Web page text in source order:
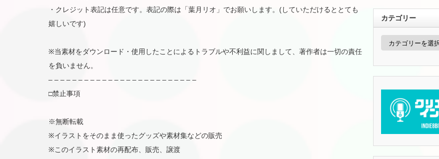
・クレジット表記は任意です。表記の際は「葉月リオ」でお願いします。(していただけるととても
嬉しいです)
※当素材をダウンロード・使用したことによるトラブルや不利益に関しまして、著作者は一切の責任
を負いません。
– – – – – – – – – – – – – – – – – – – – – – – – –
□禁止事項
※無断転載
※イラストをそのまま使ったグッズや素材集などの販売
※このイラスト素材の再配布、販売、譲渡
カテゴリー
カ
ー